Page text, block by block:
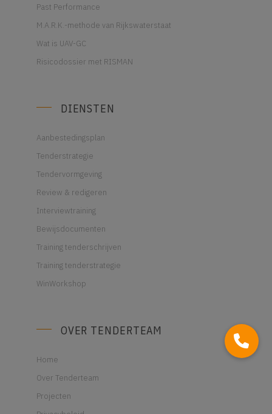
Past Performance
M.A.R.K.-methode van Rijkswaterstaat
Wat is UAV-GC
Risicodossier met RISMAN
DIENSTEN
Aanbestedingsplan
Tenderstrategie
Tendervormgeving
Review & redigeren
Interviewtraining
Bewijsdocumenten
Training tenderschrijven
Training tenderstrategie
WinWorkshop
OVER TENDERTEAM
Home
Over Tenderteam
Projecten